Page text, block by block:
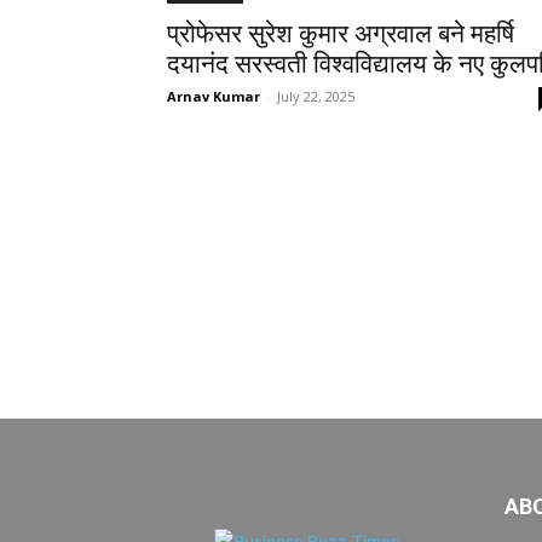
प्रोफेसर सुरेश कुमार अग्रवाल बने महर्षि
दयानंद सरस्वती विश्वविद्यालय के नए
Arnav Kumar - July 22, 2025